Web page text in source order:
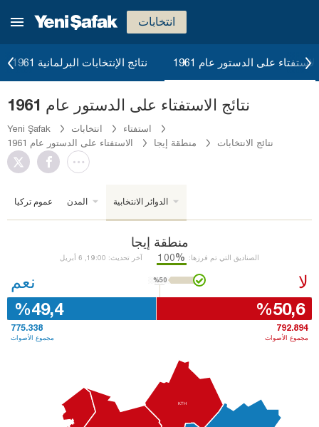
انتخابات
نتائج الإنتخابات البرلمانية 1961 على الدستور عام 1961
نتائج الاستفتاء على الدستور عام 1961
Yeni Şafak انتخابات
استفتاء
الاستفتاء على الدستور عام 1961
منطقة إيجا نتائج الانتخابات
عموم تركيا المدن الدوائر الانتخابية
منطقة إيجا
آخر تحديث: 19:00, 6 أبريل الصناديق التي تم فرزها: %100
%50
نعم
%49,4
775.338
مجموع الأصوات
لا
%50,6
792.894
مجموع الأصوات
KTH